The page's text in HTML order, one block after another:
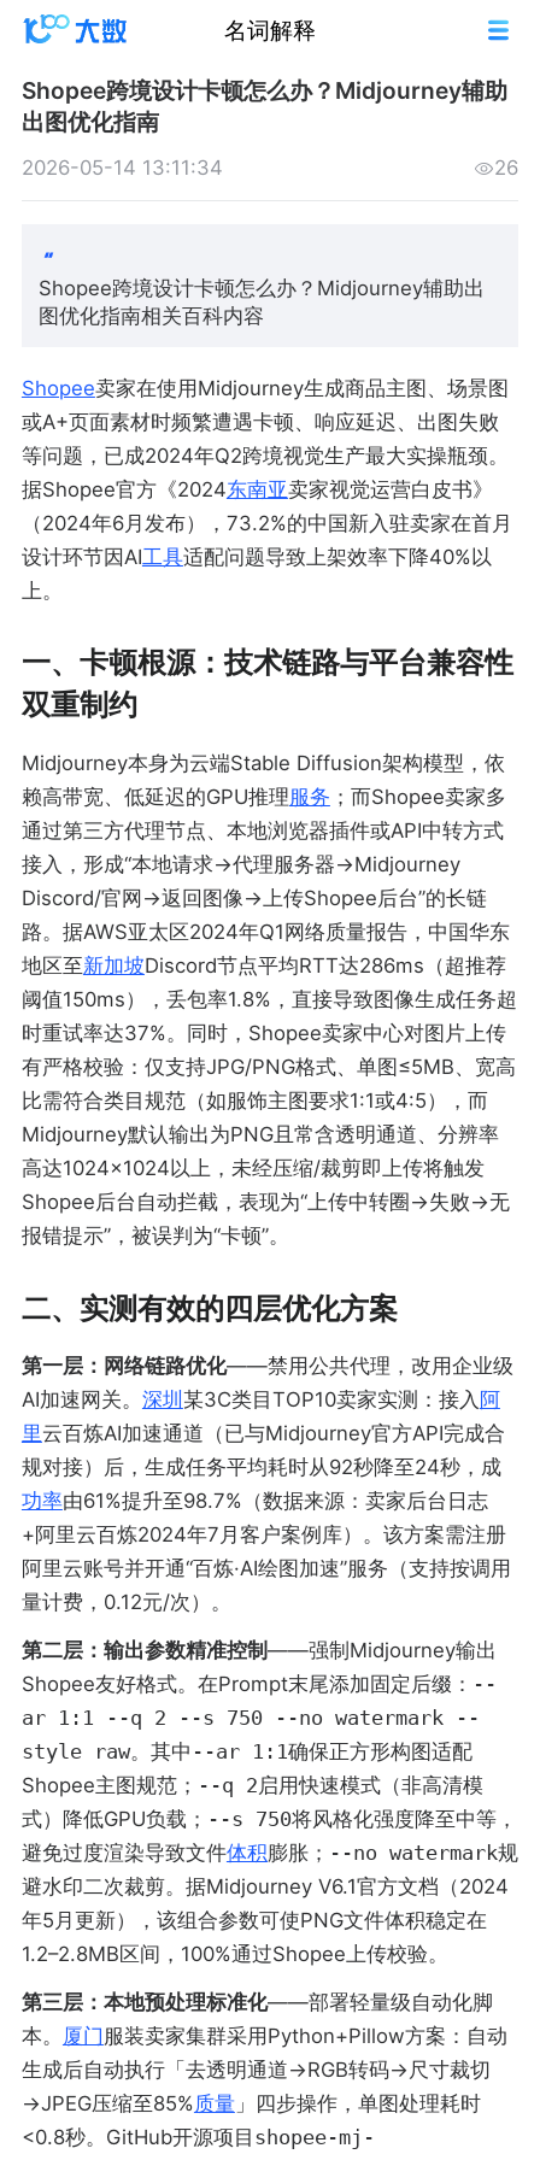
名词解释
Shopee跨境设计卡顿怎么办？Midjourney辅助
出图优化指南
2026-05-14 13:11:34 26
Shopee跨境设计卡顿怎么办？Midjourney辅助出
图优化指南相关百科内容
Shopee卖家在使用Midjourney生成商品主图、场景图
或A+页面素材时频繁遭遇卡顿、响应延迟、出图失败
等问题，已成2024年Q2跨境视觉生产最大实操瓶颈。
据Shopee官方《2024东南亚卖家视觉运营白皮书》
（2024年6月发布），73.2%的中国新入驻卖家在首月
设计环节因AI工具适配问题导致上架效率下降40%以
上。
一、卡顿根源：技术链路与平台兼容性
双重制约
Midjourney本身为云端Stable Diffusion架构模型，依
赖高带宽、低延迟的GPU推理服务 ；而Shopee卖家多
通过第三方代理节点、本地浏览器插件或API中转方式
接入，形成“本地请求→代理服务器→Midjourney
Discord/官网→返回图像→上传Shopee后台”的长链
路。据AWS亚太区2024年Q1网络质量报告，中国华东
地区至新加坡Discord节点平均RTT达286ms（超推荐
阈值150ms），丢包率1.8%，直接导致图像生成任务超
时重试率达37%。同时，Shopee卖家中心对图片上传
有严格校验：仅支持JPG/PNG格式、单图≤5MB、宽高
比需符合类目规范（如服饰主图要求1:1或4:5），而
Midjourney默认输出为PNG且常含透明通道、分辨率
高达1024×1024以上，未经压缩/裁剪即上传将触发
Shopee后台自动拦截，表现为“上传中转圈→失败→无
报错提示”，被误判为“卡顿”。
二、实测有效的四层优化方案
第一层：网络链路优化——禁用公共代理，改用企业级
AI加速网关。 深圳 某3C类目TOP10卖家实测：接入 阿
里云百炼AI加速通道（已与Midjourney官方API完成合
规对接）后，生成任务平均耗时从92秒降至24秒，成
功率由61%提升至98.7%（数据来源：卖家后台日志
+阿里云百炼2024年7月客户案例库）。该方案需注册
阿里云账号并开通“百炼·AI绘图加速”服务（支持按调用
量计费，0.12元/次）。
第二层：输出参数精准控制 ——强制Midjourney输出
Shopee友好格式。在Prompt末尾添加固定后缀： --
ar 1:1 --q 2 --s 750 --no watermark --
style raw。其中 --ar 1:1确保正方形构图适配
Shopee主图规范； --q 2启用快速模式（非高清模
式）降低GPU负载； --s 750将风格化强度降至中等，
避免过度渲染导致文件体积膨胀； --no watermark规
避水印二次裁剪。据Midjourney V6.1官方文档（2024
年5月更新），该组合参数可使PNG文件体积稳定在
1.2–2.8MB区间，100%通过Shopee上传校验。
第三层：本地预处理标准化——部署轻量级自动化脚
本。
厦门服装卖家集群采用Python+Pillow方案：自动
生成后自动执行「去透明通道→RGB转码→尺寸裁切
→JPEG压缩至85%质量」四步操作，单图处理耗时
<0.8秒。GitHub开源项目 shopee-mj-